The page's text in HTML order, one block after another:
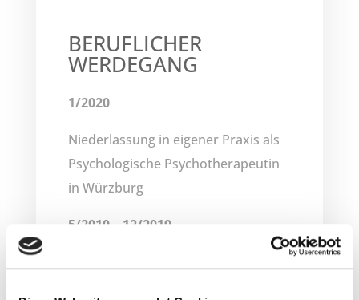
BERUFLICHER
WERDEGANG
1/2020
Niederlassung in eigener Praxis als
Psychologische Psychotherapeutin
in Würzburg
5/2010 – 12/2019